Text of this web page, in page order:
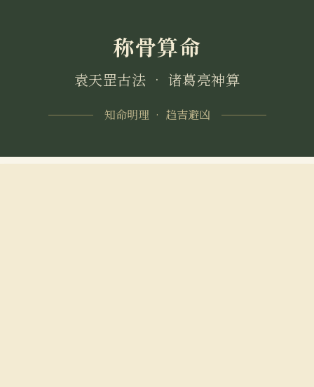
称骨算命
袁天罡古法 • 诸葛亮神算
知命明理 • 趋吉避凶